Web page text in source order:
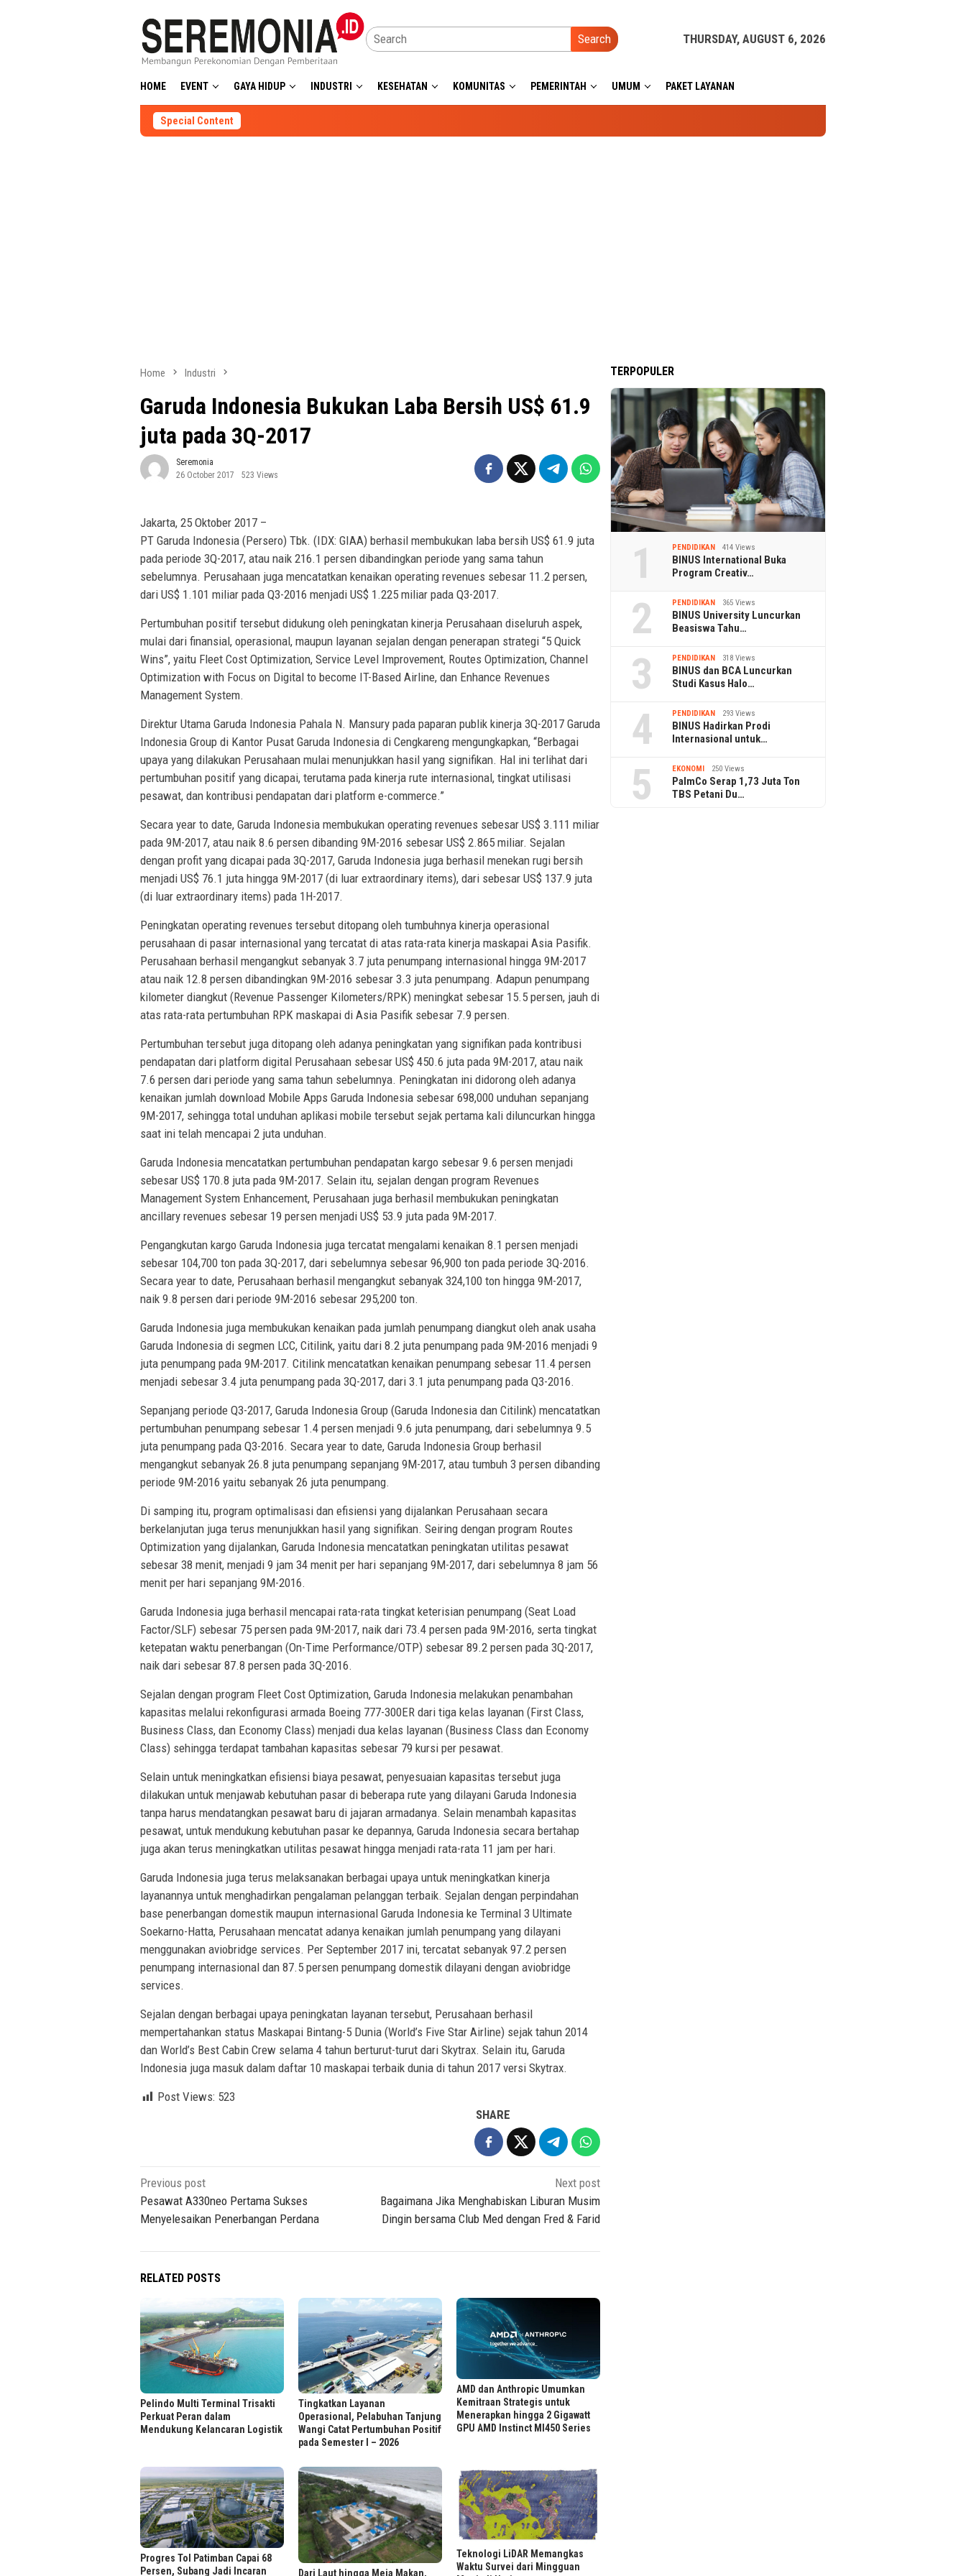
Search THURSDAY, AUGUST 6, 2026
HOME EVENT GAYA HIDUP INDUSTRI KESEHATAN KOMUNITAS PEMERINTAH UMUM PAKET LAYANAN
Special Content
Home Industri
Garuda Indonesia Bukukan Laba Bersih US$ 61.9
juta pada 3Q-2017
Seremonia
26 October 2017
523 Views
Jakarta, 25 Oktober 2017 –
PT Garuda Indonesia (Persero) Tbk. (IDX: GIAA) berhasil membukukan laba bersih US$ 61.9 juta
pada periode 3Q-2017, atau naik 216.1 persen dibandingkan periode yang sama tahun
sebelumnya. Perusahaan juga mencatatkan kenaikan operating revenues sebesar 11.2 persen,
dari US$ 1.101 miliar pada Q3-2016 menjadi US$ 1.225 miliar pada Q3-2017.
Pertumbuhan positif tersebut didukung oleh peningkatan kinerja Perusahaan diseluruh aspek,
mulai dari finansial, operasional, maupun layanan sejalan dengan penerapan strategi “5 Quick
Wins”, yaitu Fleet Cost Optimization, Service Level Improvement, Routes Optimization, Channel
Optimization with Focus on Digital to become IT-Based Airline, dan Enhance Revenues
Management System.
Direktur Utama Garuda Indonesia Pahala N. Mansury pada paparan publik kinerja 3Q-2017 Garuda
Indonesia Group di Kantor Pusat Garuda Indonesia di Cengkareng mengungkapkan, “Berbagai
upaya yang dilakukan Perusahaan mulai menunjukkan hasil yang signifikan. Hal ini terlihat dari
pertumbuhan positif yang dicapai, terutama pada kinerja rute internasional, tingkat utilisasi
pesawat, dan kontribusi pendapatan dari platform e-commerce.”
Secara year to date, Garuda Indonesia membukukan operating revenues sebesar US$ 3.111 miliar
pada 9M-2017, atau naik 8.6 persen dibanding 9M-2016 sebesar US$ 2.865 miliar. Sejalan
dengan profit yang dicapai pada 3Q-2017, Garuda Indonesia juga berhasil menekan rugi bersih
menjadi US$ 76.1 juta hingga 9M-2017 (di luar extraordinary items), dari sebesar US$ 137.9 juta
(di luar extraordinary items) pada 1H-2017.
Peningkatan operating revenues tersebut ditopang oleh tumbuhnya kinerja operasional
perusahaan di pasar internasional yang tercatat di atas rata-rata kinerja maskapai Asia Pasifik.
Perusahaan berhasil mengangkut sebanyak 3.7 juta penumpang internasional hingga 9M-2017
atau naik 12.8 persen dibandingkan 9M-2016 sebesar 3.3 juta penumpang. Adapun penumpang
kilometer diangkut (Revenue Passenger Kilometers/RPK) meningkat sebesar 15.5 persen, jauh di
atas rata-rata pertumbuhan RPK maskapai di Asia Pasifik sebesar 7.9 persen.
Pertumbuhan tersebut juga ditopang oleh adanya peningkatan yang signifikan pada kontribusi
pendapatan dari platform digital Perusahaan sebesar US$ 450.6 juta pada 9M-2017, atau naik
7.6 persen dari periode yang sama tahun sebelumnya. Peningkatan ini didorong oleh adanya
kenaikan jumlah download Mobile Apps Garuda Indonesia sebesar 698,000 unduhan sepanjang
9M-2017, sehingga total unduhan aplikasi mobile tersebut sejak pertama kali diluncurkan hingga
saat ini telah mencapai 2 juta unduhan.
Garuda Indonesia mencatatkan pertumbuhan pendapatan kargo sebesar 9.6 persen menjadi
sebesar US$ 170.8 juta pada 9M-2017. Selain itu, sejalan dengan program Revenues
Management System Enhancement, Perusahaan juga berhasil membukukan peningkatan
ancillary revenues sebesar 19 persen menjadi US$ 53.9 juta pada 9M-2017.
Pengangkutan kargo Garuda Indonesia juga tercatat mengalami kenaikan 8.1 persen menjadi
sebesar 104,700 ton pada 3Q-2017, dari sebelumnya sebesar 96,900 ton pada periode 3Q-2016.
Secara year to date, Perusahaan berhasil mengangkut sebanyak 324,100 ton hingga 9M-2017,
naik 9.8 persen dari periode 9M-2016 sebesar 295,200 ton.
Garuda Indonesia juga membukukan kenaikan pada jumlah penumpang diangkut oleh anak usaha
Garuda Indonesia di segmen LCC, Citilink, yaitu dari 8.2 juta penumpang pada 9M-2016 menjadi 9
juta penumpang pada 9M-2017. Citilink mencatatkan kenaikan penumpang sebesar 11.4 persen
menjadi sebesar 3.4 juta penumpang pada 3Q-2017, dari 3.1 juta penumpang pada Q3-2016.
Sepanjang periode Q3-2017, Garuda Indonesia Group (Garuda Indonesia dan Citilink) mencatatkan
pertumbuhan penumpang sebesar 1.4 persen menjadi 9.6 juta penumpang, dari sebelumnya 9.5
juta penumpang pada Q3-2016. Secara year to date, Garuda Indonesia Group berhasil
mengangkut sebanyak 26.8 juta penumpang sepanjang 9M-2017, atau tumbuh 3 persen dibanding
periode 9M-2016 yaitu sebanyak 26 juta penumpang.
Di samping itu, program optimalisasi dan efisiensi yang dijalankan Perusahaan secara
berkelanjutan juga terus menunjukkan hasil yang signifikan. Seiring dengan program Routes
Optimization yang dijalankan, Garuda Indonesia mencatatkan peningkatan utilitas pesawat
sebesar 38 menit, menjadi 9 jam 34 menit per hari sepanjang 9M-2017, dari sebelumnya 8 jam 56
menit per hari sepanjang 9M-2016.
Garuda Indonesia juga berhasil mencapai rata-rata tingkat keterisian penumpang (Seat Load
Factor/SLF) sebesar 75 persen pada 9M-2017, naik dari 73.4 persen pada 9M-2016, serta tingkat
ketepatan waktu penerbangan (On-Time Performance/OTP) sebesar 89.2 persen pada 3Q-2017,
naik dari sebesar 87.8 persen pada 3Q-2016.
Sejalan dengan program Fleet Cost Optimization, Garuda Indonesia melakukan penambahan
kapasitas melalui rekonfigurasi armada Boeing 777-300ER dari tiga kelas layanan (First Class,
Business Class, dan Economy Class) menjadi dua kelas layanan (Business Class dan Economy
Class) sehingga terdapat tambahan kapasitas sebesar 79 kursi per pesawat.
Selain untuk meningkatkan efisiensi biaya pesawat, penyesuaian kapasitas tersebut juga
dilakukan untuk menjawab kebutuhan pasar di beberapa rute yang dilayani Garuda Indonesia
tanpa harus mendatangkan pesawat baru di jajaran armadanya. Selain menambah kapasitas
pesawat, untuk mendukung kebutuhan pasar ke depannya, Garuda Indonesia secara bertahap
juga akan terus meningkatkan utilitas pesawat hingga menjadi rata-rata 11 jam per hari.
Garuda Indonesia juga terus melaksanakan berbagai upaya untuk meningkatkan kinerja
layanannya untuk menghadirkan pengalaman pelanggan terbaik. Sejalan dengan perpindahan
base penerbangan domestik maupun internasional Garuda Indonesia ke Terminal 3 Ultimate
Soekarno-Hatta, Perusahaan mencatat adanya kenaikan jumlah penumpang yang dilayani
menggunakan aviobridge services. Per September 2017 ini, tercatat sebanyak 97.2 persen
penumpang internasional dan 87.5 persen penumpang domestik dilayani dengan aviobridge
services.
Sejalan dengan berbagai upaya peningkatan layanan tersebut, Perusahaan berhasil
mempertahankan status Maskapai Bintang-5 Dunia (World’s Five Star Airline) sejak tahun 2014
dan World’s Best Cabin Crew selama 4 tahun berturut-turut dari Skytrax. Selain itu, Garuda
Indonesia juga masuk dalam daftar 10 maskapai terbaik dunia di tahun 2017 versi Skytrax.
Post Views: 523
SHARE
Post
navigation
Previous post
Pesawat A330neo Pertama Sukses
Menyelesaikan Penerbangan Perdana
Next post
Bagaimana Jika Menghabiskan Liburan Musim
Dingin bersama Club Med dengan Fred & Farid
RELATED POSTS
Pelindo Multi Terminal Trisakti
Perkuat Peran dalam
Mendukung Kelancaran Logistik
Tingkatkan Layanan
Operasional, Pelabuhan Tanjung
Wangi Catat Pertumbuhan Positif
pada Semester I – 2026
AMD dan Anthropic Umumkan
Kemitraan Strategis untuk
Menerapkan hingga 2 Gigawatt
GPU AMD Instinct MI450 Series
Progres Tol Patimban Capai 68
Persen, Subang Jadi Incaran
Dari Laut hingga Meja Makan,
Teknologi LiDAR Memangkas
Waktu Survei dari Mingguan
TERPOPULER
1 PENDIDIKAN 414 Views
BINUS International Buka
Program Creativ…
2 PENDIDIKAN 365 Views
BINUS University Luncurkan
Beasiswa Tahu…
3 PENDIDIKAN 318 Views
BINUS dan BCA Luncurkan
Studi Kasus Halo…
4 PENDIDIKAN 293 Views
BINUS Hadirkan Prodi
Internasional untuk…
5 EKONOMI 250 Views
PalmCo Serap 1,73 Juta Ton
TBS Petani Du…